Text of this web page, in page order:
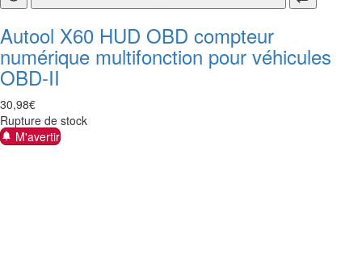
Autool X60 HUD OBD compteur
numérique multifonction pour véhicules
OBD-II
30,98€
Rupture de stock
M'avertir